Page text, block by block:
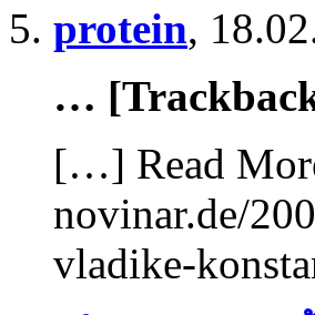
protein,
…
[…] Read
novinar.de/
vladike-